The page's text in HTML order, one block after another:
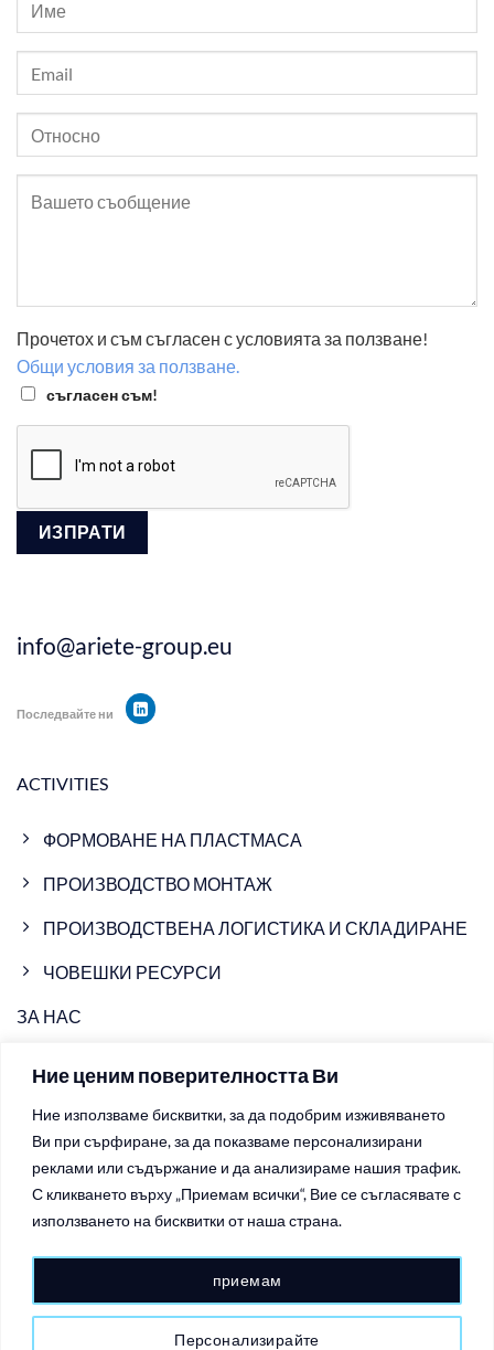
Ние ценим поверителността Ви
Ние използваме бисквитки, за да подобрим изживяването
Ви при сърфиране, за да показваме персонализирани
реклами или съдържание и да анализираме нашия трафик.
С кликването върху „Приемам всички“, Вие се съгласявате с
използването на бисквитки от наша страна.
Персонализирайте
приемам
ACTIVITIES
ФОРМОВАНЕ НА ПЛАСТМАСА
ПРОИЗВОДСТВО МОНТАЖ
ПРОИЗВОДСТВЕНА ЛОГИСТИКА И СКЛАДИРАНЕ
ЧОВЕШКИ РЕСУРСИ
ЗА НАС
ВИДЕО
КОНТАКТИ
ПОЛИТИКИ ЗА ПОВЕРИТЕЛНОСТ
ПОЛИТИКИ ЗА БИСКВИТКИТЕ
Прочетох и съм съгласен с условията за ползване!
Общи условия за ползване.
съгласен съм!
info@ariete-group.eu
Последвайте ни